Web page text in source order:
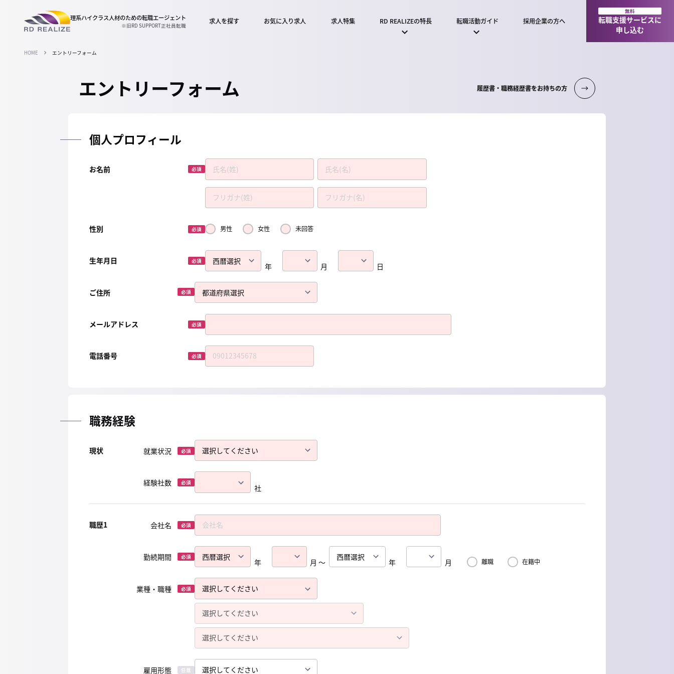
理系ハイクラス人材のための転職エージェント
※旧RD SUPPORT正社員転職 求人を探す お気に入り求人 求人特集 RD REALIZEの特長 転職活動ガイド 採用企業の方へ
無料
転職支援サービスに
申し込む
HOME エントリーフォーム
エントリーフォーム 履歴書・職務経歴書をお持ちの方
個人プロフィール
お名前 必須
性別 必須 男性 女性 未回答
生年月日 必須
年 月 日
ご住所 必須
メールアドレス 必須
電話番号 必須
職務経験
現状 就業状況 必須
経験社数 必須
社
職歴1 会社名 必須
勤続期間 必須
年 月 ～ 年 月 離職 在籍中
業種・職種 必須
雇用形態 任意